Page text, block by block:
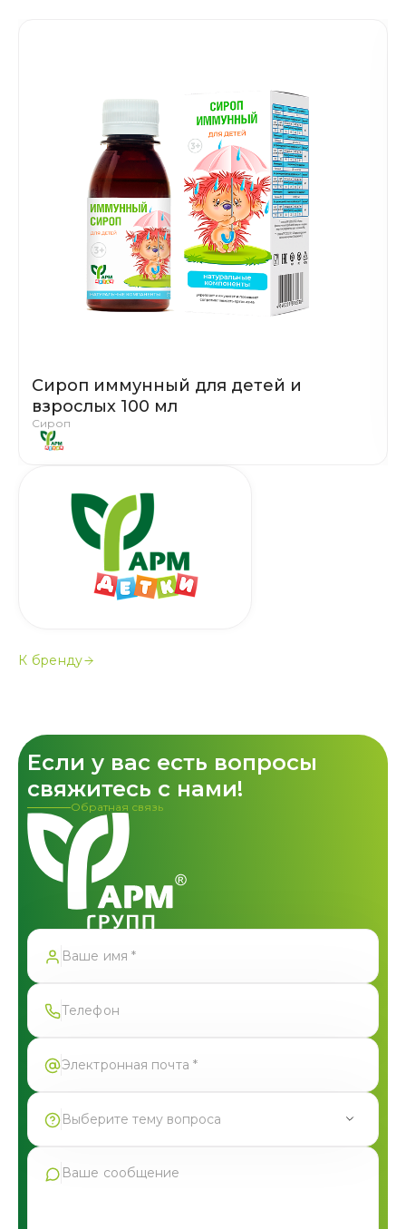
К бренду
Сироп иммунный для детей и
взрослых 100 мл
Сироп
Если у вас есть вопросы
свяжитесь с нами!
Обратная связь
Выберите тему вопроса
Продукция Фармгрупп
Форма успешно отправлена